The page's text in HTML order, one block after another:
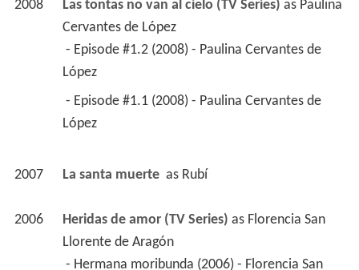
2008 Las tontas no van al cielo (TV Series) as Paulina
Cervantes de López
López
López
2007 La santa muerte as Rubí
2006 Heridas de amor (TV Series) as Florencia San
Llorente de Aragón